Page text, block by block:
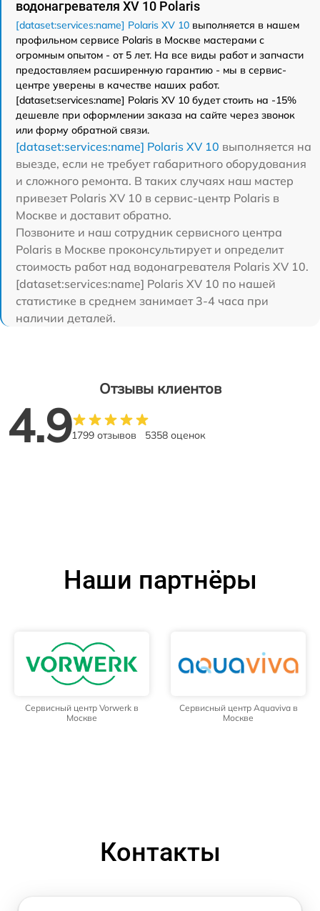
водонагревателя XV 10 Polaris
[dataset:services:name] Polaris XV 10 выполняется в нашем
профильном сервисе Polaris в Москве мастерами с
огромным опытом - от 5 лет. На все виды работ и запчасти
предоставляем расширенную гарантию - мы в сервис-
центре уверены в качестве наших работ.
[dataset:services:name] Polaris XV 10 будет стоить на -15%
дешевле при оформлении заказа на сайте через звонок
или форму обратной связи.
[dataset:services:name] Polaris XV 10 выполняется на
выезде, если не требует габаритного оборудования
и сложного ремонта. В таких случаях наш мастер
привезет Polaris XV 10 в сервис-центр Polaris в
Москве и доставит обратно.
Позвоните и наш сотрудник сервисного центра
Polaris в Москве проконсультирует и определит
стоимость работ над водонагревателя Polaris XV 10.
[dataset:services:name] Polaris XV 10 по нашей
статистике в среднем занимает 3-4 часа при
наличии деталей.
Отзывы клиентов
4.91799 отзывов 5358 оценок
Наши партнёры
Сервисный центр Vorwerk в
Москве
Сервисный центр Aquaviva в
Москве
Контакты